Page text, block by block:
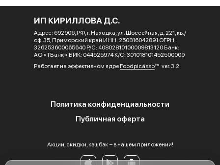
ИП КИРИЛЛОВА Д.С.
Адрес: 692906, РФ, г. Находка, ул. Шоссейная, д. 221, кв./
оф. 35, Приморский край ИНН: 250816042891 ОГРН:
326253600065640 Р/С: 40802810100009813120 Банк:
АО «ТБанк» БИК: 044525974 К/С: 301018101452500009
Работает на эффективном ядреFoodpicássover. 3.2
Политика конфиденциальности
Публичная оферта
Акции, скидки, кэшбэк − в нашем приложении!